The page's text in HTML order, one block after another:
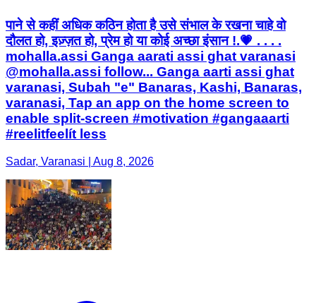
पाने से कहीं अधिक कठिन होता है उसे संभाल के रखना चाहे वो
दौलत हो, इज़्ज़त हो, प्रेम हो या कोई अच्छा इंसान !.💗 . . . .
mohalla.assi Ganga aarati assi ghat varanasi
@mohalla.assi follow... Ganga aarti assi ghat
varanasi, Subah "e" Banaras, Kashi, Banaras,
varanasi, Tap an app on the home screen to
enable split-screen #motivation #gangaaarti
#reelitfeelít less
Sadar, Varanasi | Aug 8, 2026